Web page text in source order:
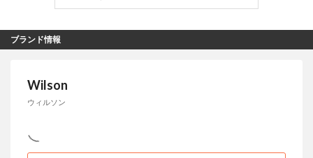
ブランド情報
Wilson
ウィルソン